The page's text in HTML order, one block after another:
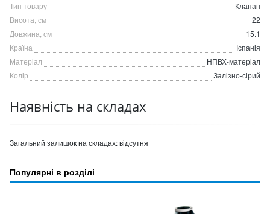
Тип товару
Клапан
Висота, см
22
Довжина, см
15.1
Країна
Іспанія
Матеріал
НПВХ-матеріал
Колір
Залізно-сірий
Наявність на складах
Загальний залишок на складах:відсутня
Популярні в розділі